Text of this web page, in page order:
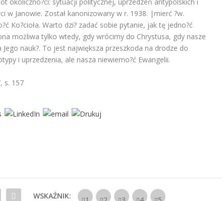
w Janowie. Został kanonizowany w r. 1938. |mierć ?w.
Ko?cioła. Warto dzi? zadać sobie pytanie, jak tę jedno?ć
możliwa tylko wtedy, gdy wrócimy do Chrystusa, gdy nasze
nauk?. To jest największa przeszkoda na drodze do
i uprzedzenia, ale nasza niewierno?ć Ewangelii.
s. 157
WSKAŹNIK: